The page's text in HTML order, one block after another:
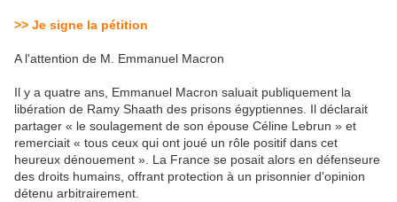
>> Je signe la pétition
A l'attention de M. Emmanuel Macron
Il y a quatre ans, Emmanuel Macron saluait publiquement la
libération de Ramy Shaath des prisons égyptiennes. Il déclarait
partager « le soulagement de son épouse Céline Lebrun » et
remerciait « tous ceux qui ont joué un rôle positif dans cet
heureux dénouement ». La France se posait alors en défenseure
des droits humains, offrant protection à un prisonnier d'opinion
détenu arbitrairement.